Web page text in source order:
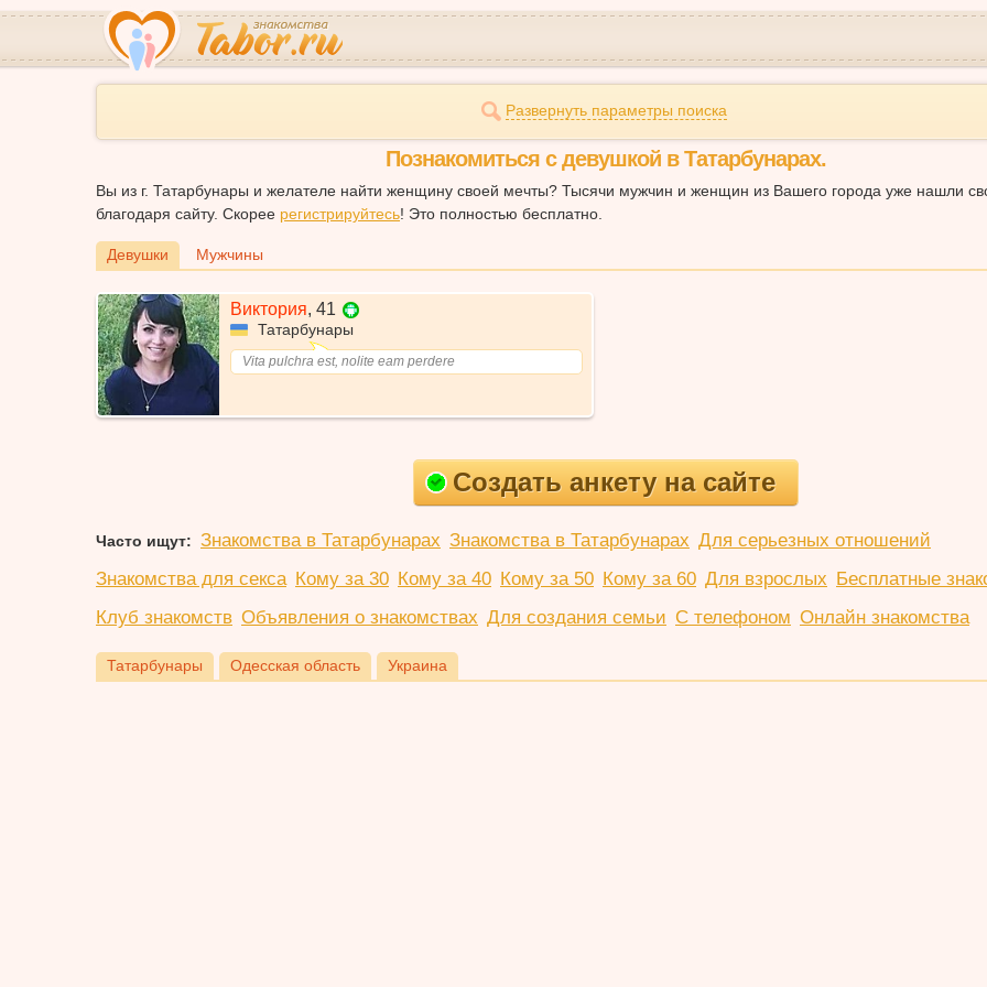
Развернуть параметры поиска
Познакомиться с девушкой в Татарбунарах.
Вы из г. Татарбунары и желателе найти женщину своей мечты? Тысячи мужчин и женщин из Вашего города уже нашли
благодаря сайту. Скорее регистрируйтесь! Это полностью бесплатно.
Девушки Мужчины
Виктория, 41
Татарбунары
Vita pulchra est, nolite eam perdere
Создать анкету на сайте
Часто ищут: Знакомства в Татарбунарах Знакомства в Татарбунарах Для серьезных отношений
Знакомства для секса Кому за 30 Кому за 40 Кому за 50 Кому за 60 Для взрослых Бесплатные
Клуб знакомств Объявления о знакомствах Для создания семьи С телефоном Онлайн знакомства
Татарбунары Одесская область Украина